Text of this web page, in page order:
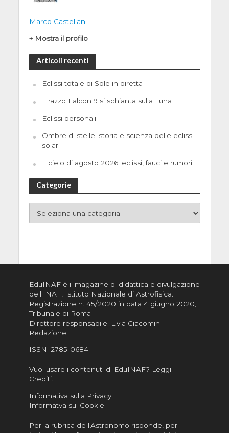
Marco Castellani
+ Mostra il profilo
Articoli recenti
Eclissi totale di Sole in diretta
Il razzo Falcon 9 si schianta sulla Luna
Eclissi personali
Ombre di stelle: storia e scienza delle eclissi
solari
Il cielo di agosto 2026: eclissi, fauci e rumori
Categorie
EduINAF è il magazine di didattica e divulgazione
dell'INAF, Istituto Nazionale di Astrofisica
Registrazione n. 45/2020 in data 4 giugno 2020,
Tribunale di Roma
Direttore responsabile: Livia Giacomini
Redazione
ISSN: 2785-0684
Vuoi usare i contenuti di EduINAF? Leggi i
Crediti.
Informativa sulla Privacy
Informatva sui Cookie
Per la rubrica de l'Astronomo risponde, per